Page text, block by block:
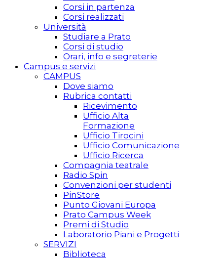
Corsi in partenza
Corsi realizzati
Università
Studiare a Prato
Corsi di studio
Orari, info e segreterie
Campus e servizi
CAMPUS
Dove siamo
Rubrica contatti
Ricevimento
Ufficio Alta
Formazione
Ufficio Tirocini
Ufficio Comunicazione
Ufficio Ricerca
Compagnia teatrale
Radio Spin
Convenzioni per studenti
PinStore
Punto Giovani Europa
Prato Campus Week
Premi di Studio
Laboratorio Piani e Progetti
SERVIZI
Biblioteca